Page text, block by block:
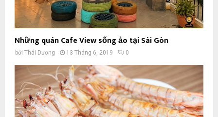
Những quán Cafe View sống ảo tại Sài Gòn
bởi Thái Dương 13 Tháng 6, 2019 0